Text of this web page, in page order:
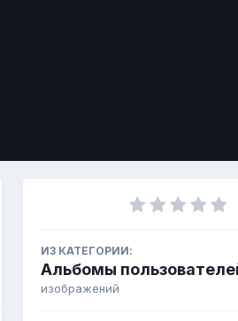
ИЗ КАТЕГОРИИ:
Альбомы
изображений